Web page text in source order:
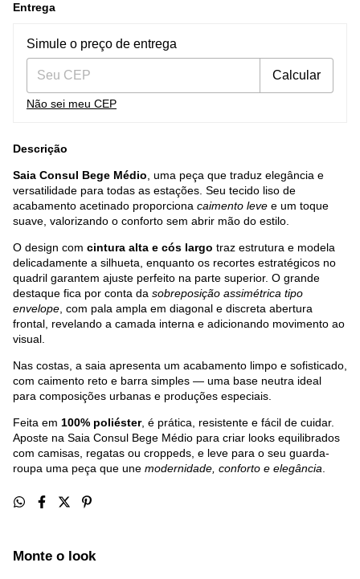
Entrega
Entregas para o CEP:
Simule o preço de entrega
Calcular
Não sei meu CEP
Descrição
Saia Consul Bege Médio , uma peça que traduz elegância e
versatilidade para todas as estações. Seu tecido liso de
acabamento acetinado proporciona caimento leve e um toque
suave, valorizando o conforto sem abrir mão do estilo.
O design com cintura alta e cós largo traz estrutura e modela
delicadamente a silhueta, enquanto os recortes estratégicos no
quadril garantem ajuste perfeito na parte superior. O grande
destaque fica por conta da sobreposição assimétrica tipo
envelope , com pala ampla em diagonal e discreta abertura
frontal, revelando a camada interna e adicionando movimento ao
visual.
Nas costas, a saia apresenta um acabamento limpo e sofisticado,
com caimento reto e barra simples — uma base neutra ideal
para composições urbanas e produções especiais.
Feita em 100% poliéster, é prática, resistente e fácil de cuidar.
Aposte na Saia Consul Bege Médio para criar looks equilibrados
com camisas, regatas ou croppeds, e leve para o seu guarda-
roupa uma peça que une modernidade, conforto e elegância
Monte o look